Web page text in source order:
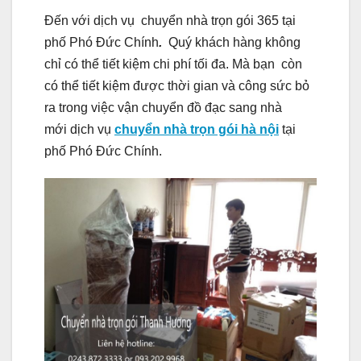
Đến với dịch vụ chuyển nhà trọn gói 365 tại
phố Phó Đức Chính. Quý khách hàng không
chỉ có thể tiết kiệm chi phí tối đa. Mà bạn còn
có thể tiết kiệm được thời gian và công sức bỏ
ra trong việc vận chuyển đồ đạc sang nhà
mới dịch vụ chuyển nhà trọn gói hà nội tại
phố Phó Đức Chính.